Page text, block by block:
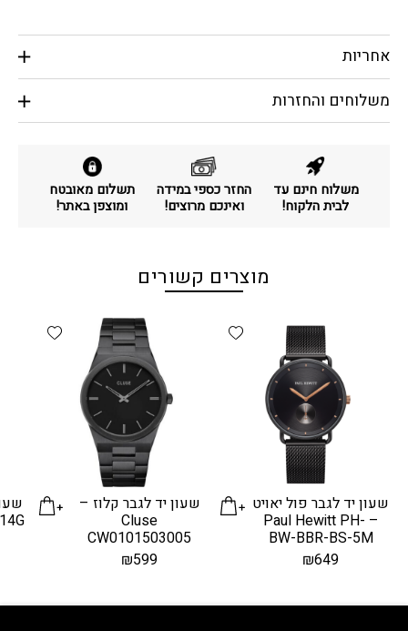
אחריות
משלוחים והחזרות
משלוח חינם עד
לבית הלקוח!
החזר כספי במידה
ואינכם מרוצים!
תשלום מאובטח
ומוצפן באתר!
מוצרים קשורים
Add wishlist
שעון יד לגבר פול יאויט
– Paul Hewitt PH-
BW-BBR-BS-5M
₪649
wishlist
שעון יד לגבר קלוז –
Cluse
CW0101503005
₪599